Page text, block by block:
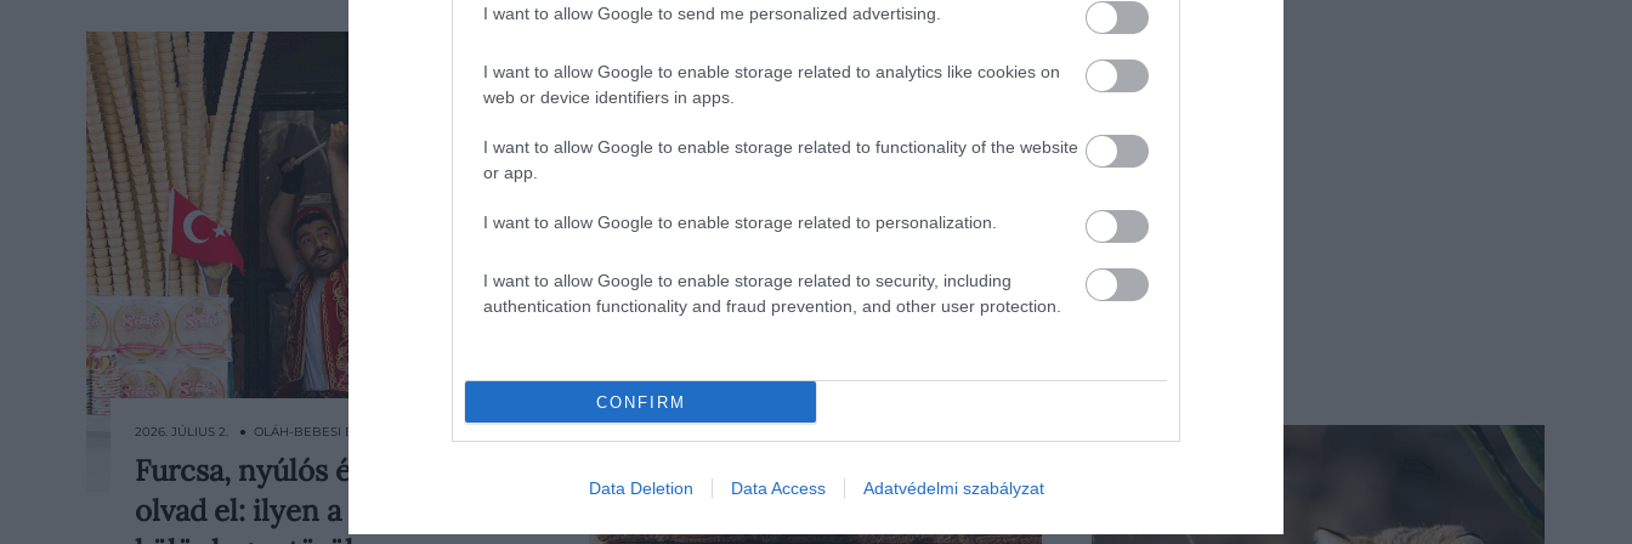
I want to allow Google to send me personalized advertising.
I want to allow Google to enable storage related to analytics like cookies on
web or device identifiers in apps.
I want to allow Google to enable storage related to functionality of the website
or app.
I want to allow Google to enable storage related to personalization.
I want to allow Google to enable storage related to security, including
authentication functionality and fraud prevention, and other user protection.
CONFIRM
Data Deletion Data Access Adatvédelmi szabályzat
A török dondurma első pillantásra
egy átlagos fagylaltnak tűnik, de
2026. JÚLIUS 2. ● OLÁH-BEBESI BORBÁLA
Furcsa, nyúlós és nem
olvad el: ilyen a